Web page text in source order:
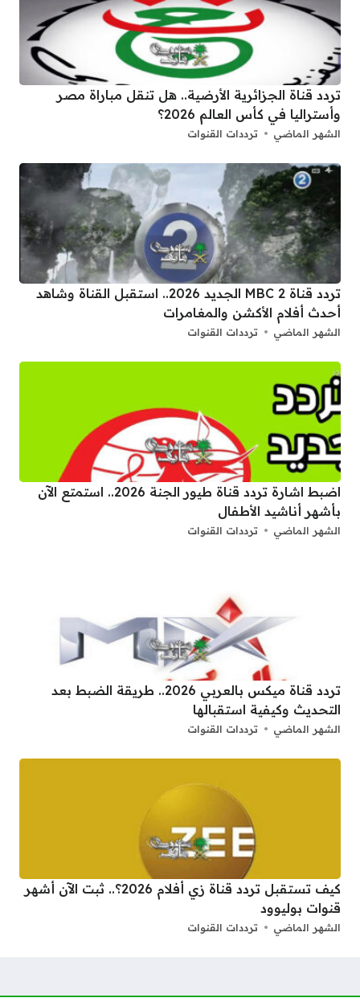
تردد قناة الجزائرية الأرضية.. هل تنقل مباراة مصر
وأستراليا في كأس العالم 2026؟
الشهر الماضي ترددات القنوات
تردد قناة 2 MBC الجديد 2026.. استقبل القناة وشاهد
أحدث أفلام الأكشن والمغامرات
الشهر الماضي ترددات القنوات
اضبط اشارة تردد قناة طيور الجنة 2026.. استمتع الآن
بأشهر أناشيد الأطفال
الشهر الماضي ترددات القنوات
تردد قناة ميكس بالعربي 2026.. طريقة الضبط بعد
التحديث وكيفية استقبالها
الشهر الماضي ترددات القنوات
كيف تستقبل تردد قناة زي أفلام 2026؟.. ثبت الآن أشهر
قنوات بوليوود
الشهر الماضي ترددات القنوات